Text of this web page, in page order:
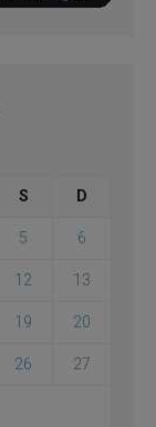
S D
5 6
12 13
19 20
26 27